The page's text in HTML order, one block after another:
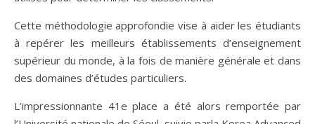
Cette méthodologie approfondie vise à aider les étudiants
à repérer les meilleurs établissements d’enseignement
supérieur du monde, à la fois de manière générale et dans
des domaines d’études particuliers.
L’impressionnante 41e place a été alors remportée par